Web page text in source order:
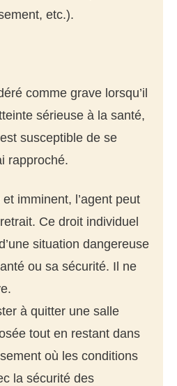
etc.).
comme grave lorsqu’il
sérieuse à la santé,
susceptible de se
rapproché.
imminent, l’agent peut
Ce droit individuel
situation dangereuse
ou sa sécurité. Il ne
à quitter une salle
tout en restant dans
où les conditions
la sécurité des